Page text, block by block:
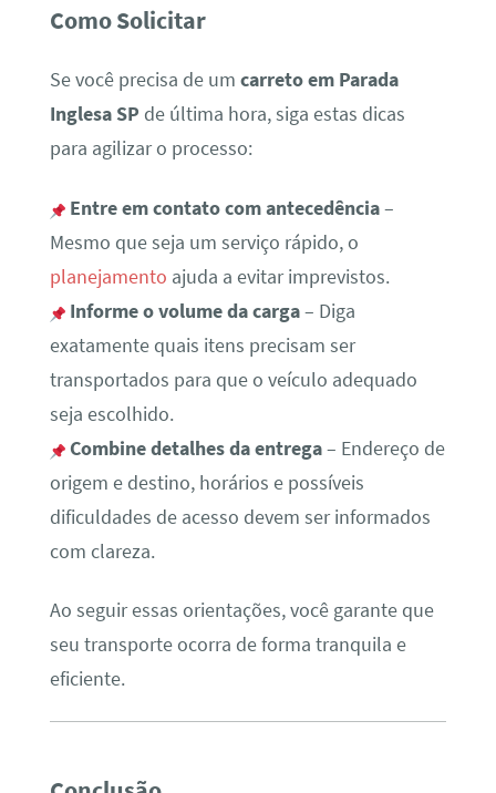
Como Solicitar
Se você precisa de um carreto em Parada
Inglesa SP de última hora, siga estas dicas
para agilizar o processo:
Entre em contato com antecedência–
Mesmo que seja um serviço rápido, o
planejamento ajuda a evitar imprevistos.
Informe o volume da carga– Diga
exatamente quais itens precisam ser
transportados para que o veículo adequado
seja escolhido.
Combine detalhes da entrega– Endereço de
origem e destino, horários e possíveis
dificuldades de acesso devem ser informados
com clareza.
Ao seguir essas orientações, você garante que
seu transporte ocorra de forma tranquila e
eficiente.